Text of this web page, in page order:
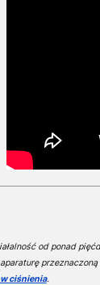
od ponad
ciśnienia.